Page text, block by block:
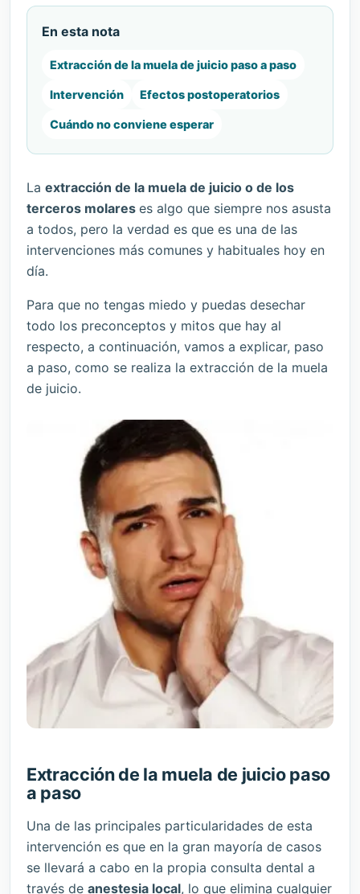
En esta nota
Extracción de la muela de juicio paso a paso
Intervención Efectos postoperatorios
Cuándo no conviene esperar
La extracción de la muela de juicio o de los
terceros molares es algo que siempre nos asusta
a todos, pero la verdad es que es una de las
intervenciones más comunes y habituales hoy en
día.
Para que no tengas miedo y puedas desechar
todo los preconceptos y mitos que hay al
respecto, a continuación, vamos a explicar, paso
a paso, como se realiza la extracción de la muela
de juicio.
Extracción de la muela de juicio paso
a paso
Una de las principales particularidades de esta
intervención es que en la gran mayoría de casos
se llevará a cabo en la propia consulta dental a
través de anestesia local, lo que elimina cualquier